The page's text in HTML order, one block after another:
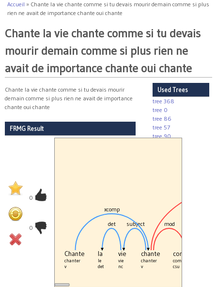
Vous êtes ici
Accueil » Chante la vie chante comme si tu devais mourir demain comme si plus
rien ne avait de importance chante oui chante
Chante la vie chante comme si tu devais
mourir demain comme si plus rien ne
avait de importance chante oui chante
Chante la vie chante comme si tu devais mourir
demain comme si plus rien ne avait de importance
chante oui chante
FRMG Result
0
0
Chante
chanter
v
la
le
det
vie
vie
nc
chante
chanter
v
comme si
comme si
csu
det mod
subject
xcomp
Used Trees
tree 368
tree 0
tree 86
tree 57
tree 90